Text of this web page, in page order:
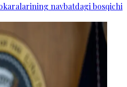
navbatdagi bosqichi